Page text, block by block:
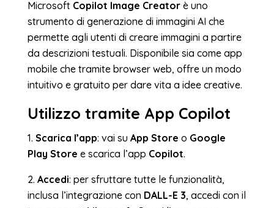
Microsoft Copilot Image Creatorè uno
strumento di generazione di immagini AI che
permette agli utenti di creare immagini a partire
da descrizioni testuali. Disponibile sia come app
mobile che tramite browser web, offre un modo
intuitivo e gratuito per dare vita a idee creative.
Utilizzo tramite App Copilot
1. Scarica l’app: vai su App Store o Google
Play Store e scarica l’app Copilot.
2. Accedi: per sfruttare tutte le funzionalità,
inclusa l’integrazione con DALL-E 3, accedi con il